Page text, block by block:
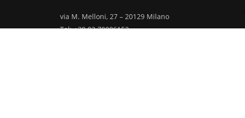
via M. Melloni, 27 – 20129 Milano
Tel: +39.02.70006152